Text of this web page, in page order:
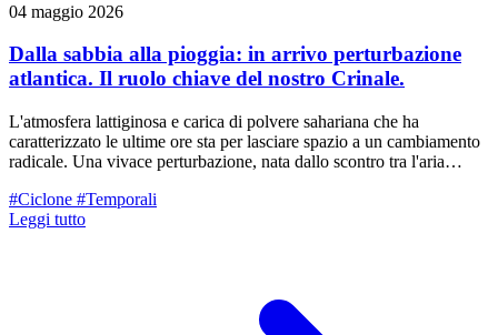
04 maggio 2026
Dalla sabbia alla pioggia: in arrivo perturbazione
atlantica. Il ruolo chiave del nostro Crinale.
L'atmosfera lattiginosa e carica di polvere sahariana che ha
caratterizzato le ultime ore sta per lasciare spazio a un cambiamento
radicale. Una vivace perturbazione, nata dallo scontro tra l'aria
nostro territorio. Ma, come spesso accade nella nostra provincia, la
conformazione del territorio giocherà un ruolo decisivo sulla
#Ciclone #Temporali
Leggi tutto